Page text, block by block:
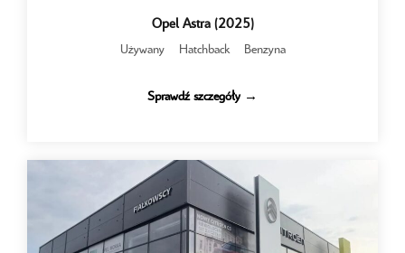
Opel Astra (2025)
Używany Hatchback Benzyna
Sprawdź szczegóły →